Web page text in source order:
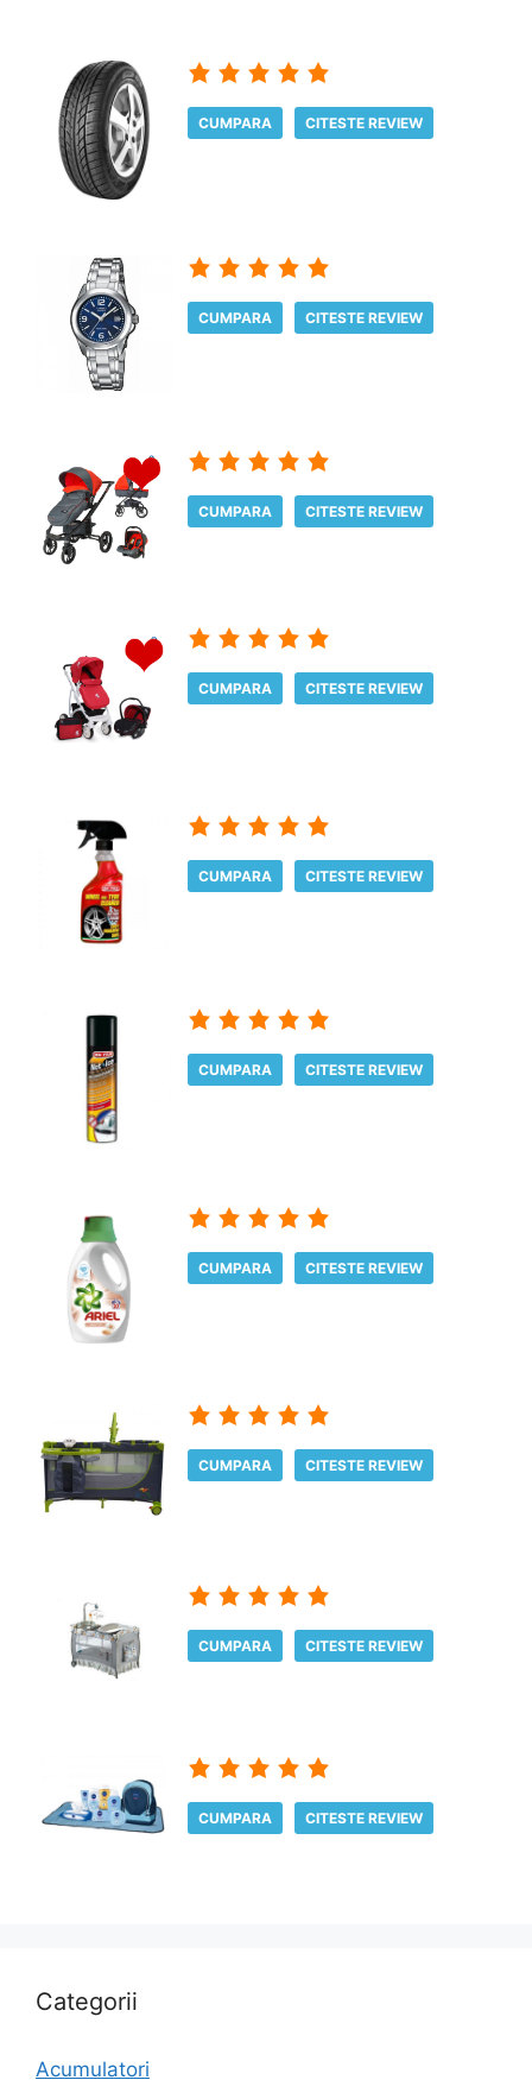
CUMPARA CITESTE REVIEW
CUMPARA CITESTE REVIEW
CUMPARA CITESTE REVIEW
CUMPARA CITESTE REVIEW
CUMPARA CITESTE REVIEW
CUMPARA CITESTE REVIEW
CUMPARA CITESTE REVIEW
CUMPARA CITESTE REVIEW
CUMPARA CITESTE REVIEW
CUMPARA CITESTE REVIEW
Categorii
Acumulatori